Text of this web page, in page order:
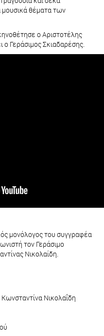
μουσικά θέματα των
ο Αριστοτέλης
ο Γεράσιμος Σκιαδαρέσης.
μονόλογος του συγγραφέα
τον Γεράσιμο
Νικολαίδη.
Νικολαΐδη